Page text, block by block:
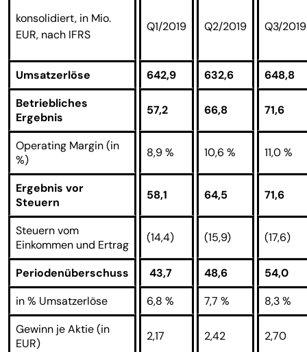
konsolidiert, in Mio.
EUR, nach IFRS
Q1/2019 Q2/2019 Q3/2019
Umsatzerlöse 642,9 632,6
648,8
Betriebliches
Ergebnis
57,2 66,8 71,6
Operating Margin (in
%)
8,9 % 10,6 % 11,0 %
Ergebnis vor
Steuern
58,1 64,5 71,6
Steuern vom
Einkommen und Ertrag
(14,4) (15,9) (17,6)
Periodenüberschuss 43,7 48,6
54,0
in % Umsatzerlöse
6,8 % 7,7 %
8,3 %
Gewinn je Aktie (in
EUR)
2,17 2,42 2,70